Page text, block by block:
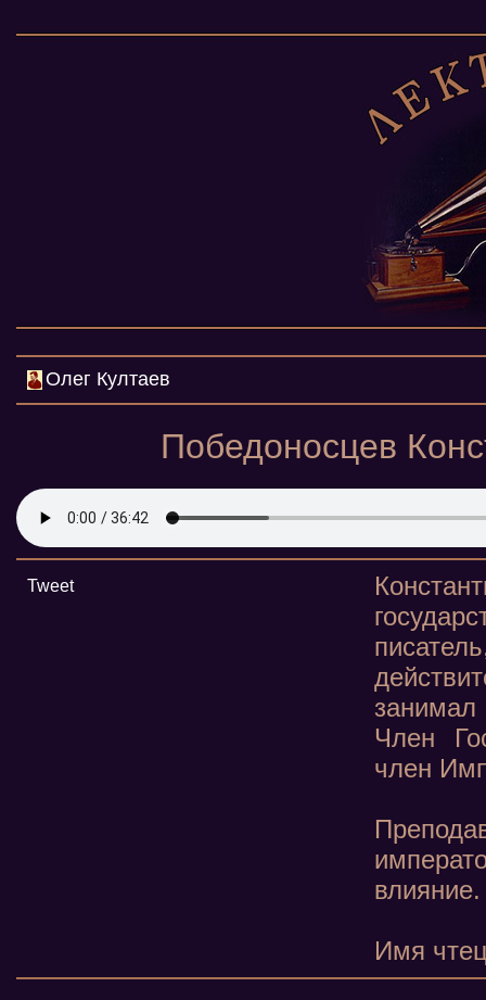
Олег Култаев
Победоносцев
Tweet
Член
член
влияние.
Имя